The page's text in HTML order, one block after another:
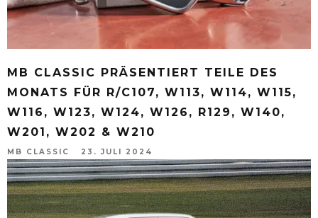
MB CLASSIC PRÄSENTIERT TEILE DES
MONATS FÜR R/C107, W113, W114, W115,
W116, W123, W124, W126, R129, W140,
W201, W202 & W210
MB CLASSIC 23. JULI 2024